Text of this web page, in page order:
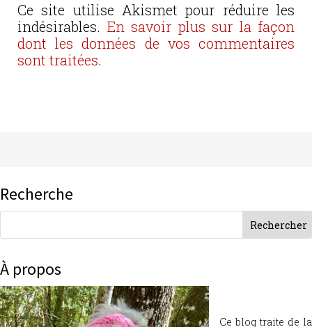
Ce site utilise Akismet pour réduire les
indésirables. En savoir plus sur la façon
dont les données de vos commentaires
sont traitées.
Recherche
À propos
Ce blog traite de la